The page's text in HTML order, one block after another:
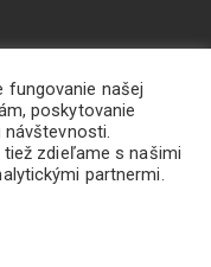
fungovanie našej
poskytovanie
zdieľame s našimi
partnermi.